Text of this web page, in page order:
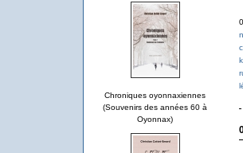
Chroniques oyonnaxiennes
(Souvenirs des années 60 à
Oyonnax)